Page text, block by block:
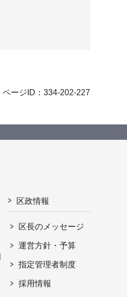
ページID：334-202-227
区政情報
区長のメッセージ
運営方針・予算
指定管理者制度
採用情報